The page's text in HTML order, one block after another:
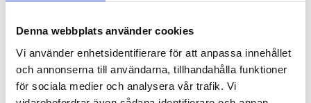
Denna webbplats använder cookies
Vi använder enhetsidentifierare för att anpassa innehållet
och annonserna till användarna, tillhandahålla funktioner
för sociala medier och analysera vår trafik. Vi
Enemmän kuin peruskorjaus
KY-talona tunnettu, opiskelijaelämän keskuksena